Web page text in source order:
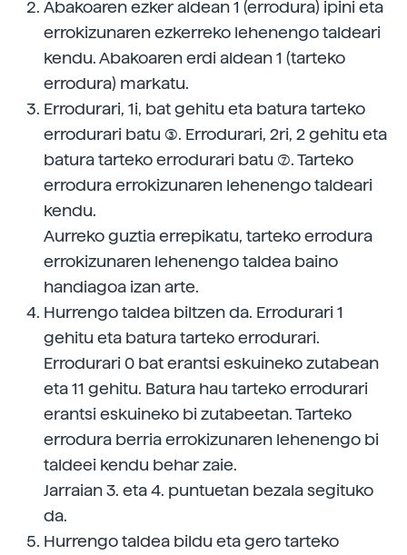
Abakoaren ezker aldean 1 (errodura) ipini eta
errokizunaren ezkerreko lehenengo taldeari
kendu. Abakoaren erdi aldean 1 (tarteko
errodura) markatu.
Errodurari, 1i, bat gehitu eta batura tarteko
errodurari batu (3). Errodurari, 2ri, 2 gehitu eta
batura tarteko errodurari batu (7). Tarteko
errodura errokizunaren lehenengo taldeari
kendu.
Aurreko guztia errepikatu, tarteko errodura
errokizunaren lehenengo taldea baino
handiagoa izan arte.
Hurrengo taldea biltzen da. Errodurari 1
gehitu eta batura tarteko errodurari.
Errodurari 0 bat erantsi eskuineko zutabean
eta 11 gehitu. Batura hau tarteko errodurari
erantsi eskuineko bi zutabeetan. Tarteko
errodura berria errokizunaren lehenengo bi
taldeei kendu behar zaie.
Jarraian 3. eta 4. puntuetan bezala segituko
da.
Hurrengo taldea bildu eta gero tarteko